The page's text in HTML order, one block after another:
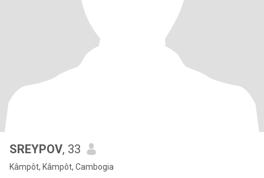
SREYPOV, 33
Kâmpôt, Kâmpôt, Cambogia